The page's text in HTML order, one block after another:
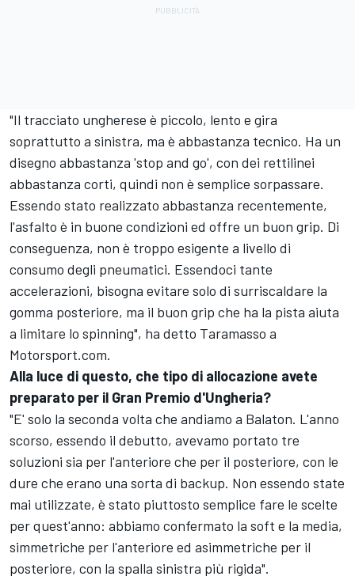
"Il tracciato ungherese è piccolo, lento e gira
soprattutto a sinistra, ma è abbastanza tecnico. Ha un
disegno abbastanza 'stop and go', con dei rettilinei
abbastanza corti, quindi non è semplice sorpassare.
Essendo stato realizzato abbastanza recentemente,
l'asfalto è in buone condizioni ed offre un buon grip. Di
conseguenza, non è troppo esigente a livello di
consumo degli pneumatici. Essendoci tante
accelerazioni, bisogna evitare solo di surriscaldare la
gomma posteriore, ma il buon grip che ha la pista aiuta
a limitare lo spinning", ha detto Taramasso a
Motorsport.com.
Alla luce di questo, che tipo di allocazione avete
preparato per il Gran Premio d'Ungheria?
"E' solo la seconda volta che andiamo a Balaton. L'anno
scorso, essendo il debutto, avevamo portato tre
soluzioni sia per l'anteriore che per il posteriore, con le
dure che erano una sorta di backup. Non essendo state
mai utilizzate, è stato piuttosto semplice fare le scelte
per quest'anno: abbiamo confermato la soft e la media,
simmetriche per l'anteriore ed asimmetriche per il
posteriore, con la spalla sinistra più rigida".